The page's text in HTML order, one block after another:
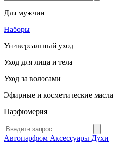
Для мужчин
Наборы
Универсальный уход
Уход для лица и тела
Уход за волосами
Эфирные и косметические масла
Парфюмерия
Автопарфюм Аксессуары Духи